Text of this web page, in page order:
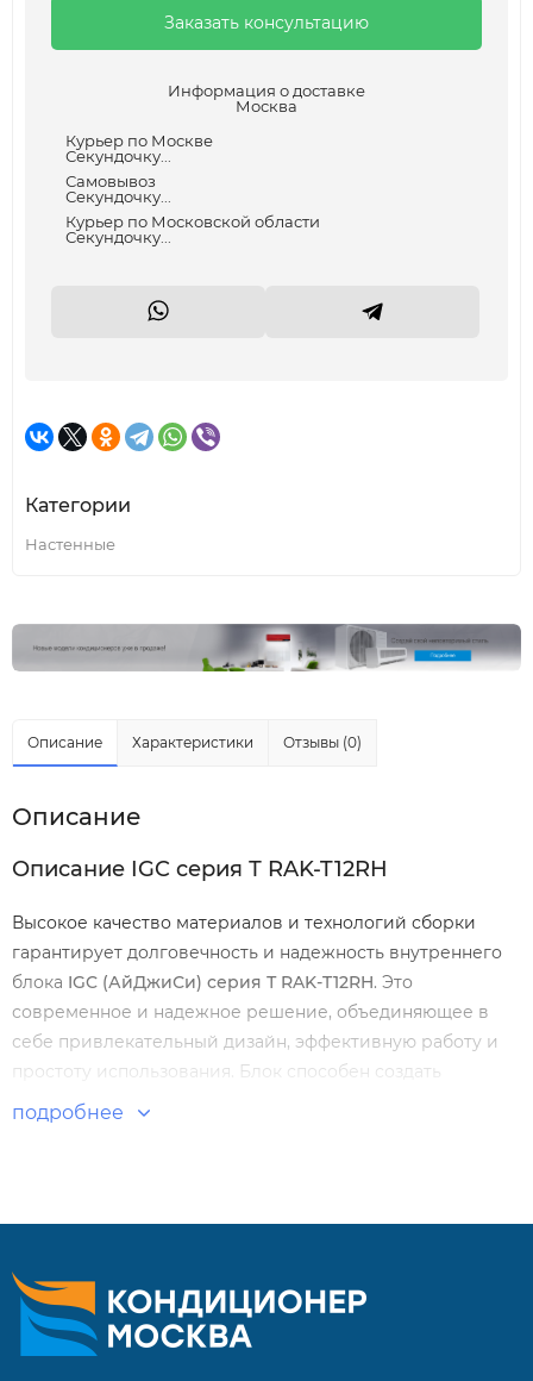
Заказать консультацию
Информация о доставке
Москва
Курьер по Москве
Секундочку...
Самовывоз
Секундочку...
Курьер по Московской области
Секундочку...
Категории
Настенные
Описание Характеристики Отзывы (0)
Описание
Описание IGC cерия Т RAK-T12RH
Высокое качество материалов и технологий сборки
гарантирует долговечность и надежность внутреннего
блока IGC (АйДжиСи) cерия Т RAK-T12RH. Это
современное и надежное решение, объединяющее в
себе привлекательный дизайн, эффективную работу и
простоту использования. Блок способен создать
благоприятный и чистый воздух в любом помещении,
Фильтры грубой очистки высокой плотности:
Обеспечивают эффективное удаление пыли и других
подробнее